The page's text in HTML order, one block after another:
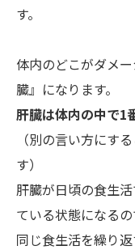
す。
体内のどこがダメ
臓』になります。
肝臓は体内の中で1
（別の言い方にす
す）
肝臓が日頃の食生
ている状態になる
同じ食生活を繰り